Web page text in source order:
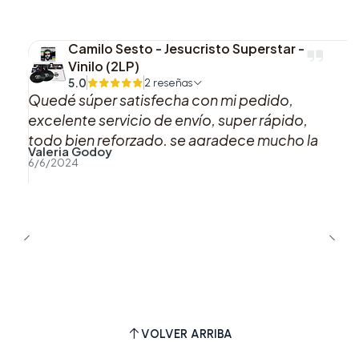
Camilo Sesto - Jesucristo Superstar -
Vinilo (2LP)
5.0 2 reseñas
Quedé súper satisfecha con mi pedido,
excelente servicio de envío, super rápido,
todo bien reforzado, se agradece mucho la
buena atención y preocupación hacia los
Valeria Godoy
6/6/2024
VOLVER ARRIBA